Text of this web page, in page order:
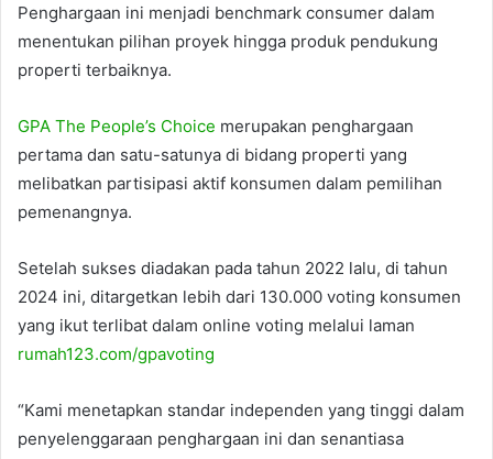
Penghargaan ini menjadi benchmark consumer dalam
menentukan pilihan proyek hingga produk pendukung
properti terbaiknya.
GPA The People’s Choice merupakan penghargaan
pertama dan satu-satunya di bidang properti yang
melibatkan partisipasi aktif konsumen dalam pemilihan
pemenangnya.
Setelah sukses diadakan pada tahun 2022 lalu, di tahun
2024 ini, ditargetkan lebih dari 130.000 voting konsumen
yang ikut terlibat dalam online voting melalui laman
rumah123.com/gpavoting
“Kami menetapkan standar independen yang tinggi dalam
penyelenggaraan penghargaan ini dan senantiasa